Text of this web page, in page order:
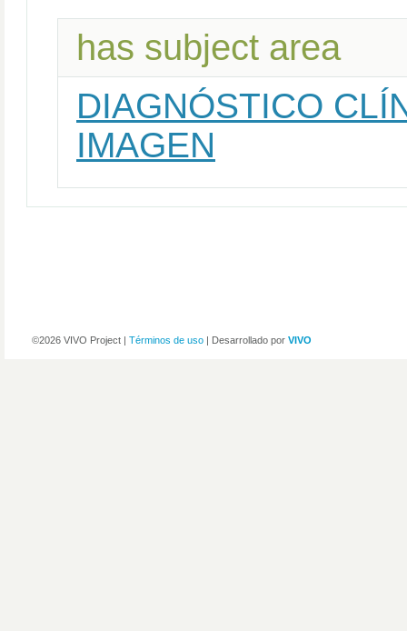
has subject area
DIAGNÓSTICO
IMAGEN
©2026 VIVO Project | Términos de uso | Desarrollado por VIVO